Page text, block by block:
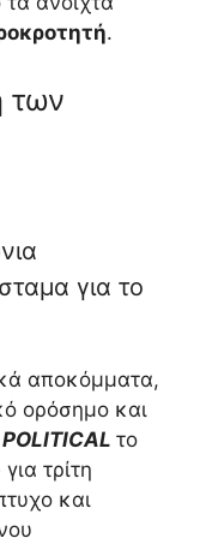
.
των
για το
αποκόμματα,
ορόσημο και
POLITICAL το
τρίτη
και